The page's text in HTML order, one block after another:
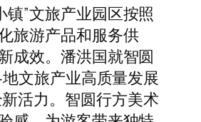
”文旅产业园区按照
旅游产品和服务供
成效。潘洪国就智圆
文旅产业高质量发展
活力。智圆行方美术